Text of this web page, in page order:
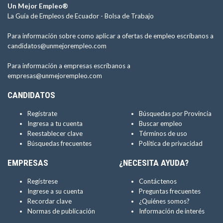
Un Mejor Empleo®
La Guía de Empleos de Ecuador - Bolsa de Trabajo
Para información sobre como aplicar a ofertas de empleo escríbanos a
candidatos@unmejorempleo.com
Para información a empresas escríbanos a
empresas@unmejorempleo.com
CANDIDATOS
Regístrate
Ingresa a tu cuenta
Reestablecer clave
Búsquedas frecuentes
Búsquedas por Provincia
Buscar empleo
Términos de uso
Política de privacidad
EMPRESAS
Regístrese
Ingrese a su cuenta
Recordar clave
Normas de publicación
¿NECESITA AYUDA?
Contáctenos
Preguntas frecuentes
¿Quiénes somos?
Información de interés